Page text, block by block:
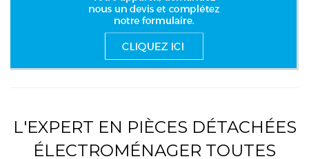
L'EXPERT EN PIÈCES DÉTACHÉES
ÉLECTROMÉNAGER TOUTES